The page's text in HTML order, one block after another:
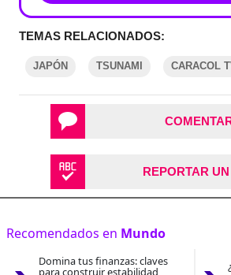
TEMAS RELACIONADOS:
JAPÓN TSUNAMI CARACOL
REPORTAR
Recomendados en Mundo
Domina tus finanzas: claves
para construir estabilidad